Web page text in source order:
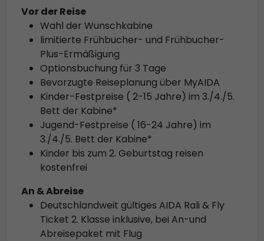
Vor der Reise
Wahl der Wunschkabine
limitierte Frühbucher- und Frühbucher-
Plus-Ermäßigung
Optionsbuchung für 3 Tage
Bevorzugte Reiseplanung über MyAIDA
Kinder-Festpreise ( 2-15 Jahre) im 3./4./5.
Bett der Kabine*
Jugend-Festpreise ( 16-24 Jahre) im
3./4./5. Bett der Kabine*
Kinder bis zum 2. Geburtstag reisen
kostenfrei
An & Abreise
Deutschlandweit gültiges AIDA Rali & Fly
Ticket 2. Klasse inklusive, bei An-und
Abreisepaket mit Flug